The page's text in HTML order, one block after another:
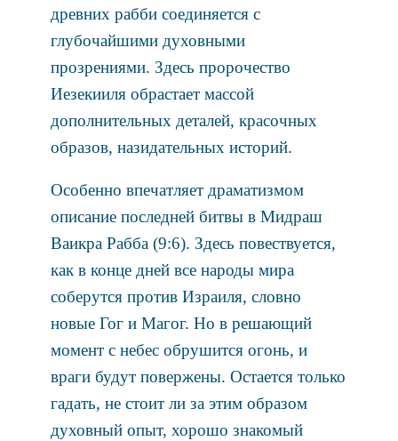
древних рабби соединяется с
глубочайшими духовными
прозрениями. Здесь пророчество
Иезекииля обрастает массой
дополнительных деталей, красочных
образов, назидательных историй.
Особенно впечатляет драматизмом
описание последней битвы в Мидраш
Ваикра Рабба (9:6). Здесь повествуется,
как в конце дней все народы мира
соберутся против Израиля, словно
новые Гог и Магог. Но в решающий
момент с небес обрушится огонь, и
враги будут повержены. Остается только
гадать, не стоит ли за этим образом
духовный опыт, хорошо знакомый